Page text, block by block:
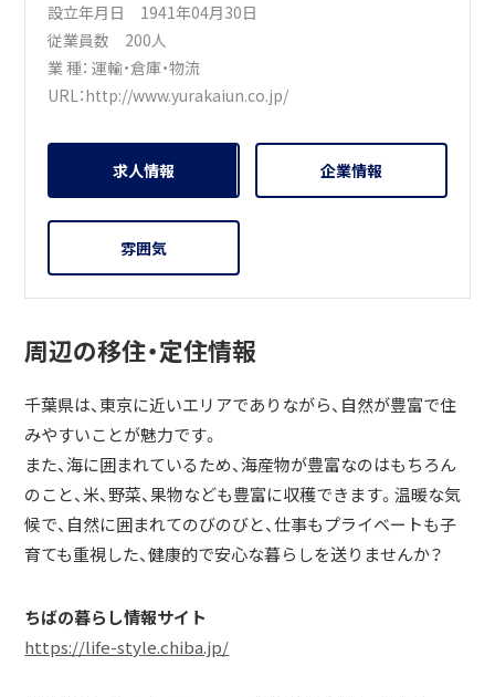
設立年月日 1941年04月30日
従業員数 200人
業 種：運輸・倉庫・物流
URL：http://www.yurakaiun.co.jp/
求人情報 企業情報
雰囲気
周辺の移住・定住情報
千葉県は、東京に近いエリアでありながら、自然が豊富で住
みやすいことが魅力です。
また、海に囲まれているため、海産物が豊富なのはもちろん
のこと、米、野菜、果物なども豊富に収穫できます。温暖な気
候で、自然に囲まれてのびのびと、仕事もプライベートも子
育ても重視した、健康的で安心な暮らしを送りませんか？
ちばの暮らし情報サイト
https://life-style.chiba.jp/